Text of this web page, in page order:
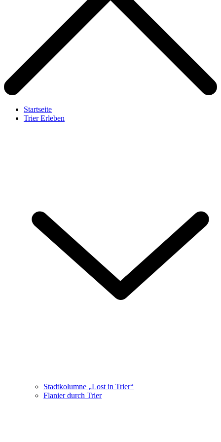
Startseite
Trier Erleben
Stadtkolumne „Lost in Trier“
Flanier durch Trier